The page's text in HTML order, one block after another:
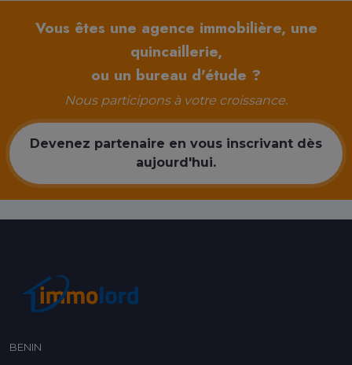
Vous êtes une agence immobilière, une
quincaillerie,
ou un bureau d'étude ?
Nous participons à votre croissance.
Devenez partenaire en vous inscrivant dès
aujourd'hui.
BENIN